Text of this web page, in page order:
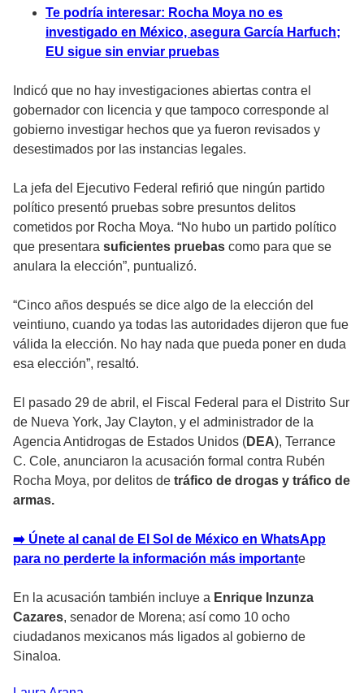
Te podría interesar: Rocha Moya no es
investigado en México, asegura García Harfuch;
EU sigue sin enviar pruebas
Indicó que no hay investigaciones abiertas contra el
gobernador con licencia y que tampoco corresponde al
gobierno investigar hechos que ya fueron revisados y
desestimados por las instancias legales.
La jefa del Ejecutivo Federal refirió que ningún partido
político presentó pruebas sobre presuntos delitos
cometidos por Rocha Moya. “No hubo un partido político
que presentara suficientes pruebas como para que se
anulara la elección”, puntualizó.
“Cinco años después se dice algo de la elección del
veintiuno, cuando ya todas las autoridades dijeron que fue
válida la elección. No hay nada que pueda poner en duda
esa elección”, resaltó.
El pasado 29 de abril, el Fiscal Federal para el Distrito Sur
de Nueva York, Jay Clayton, y el administrador de la
Agencia Antidrogas de Estados Unidos (DEA), Terrance
C. Cole, anunciaron la acusación formal contra Rubén
Rocha Moya, por delitos de tráfico de drogas y tráfico de
armas.
➡️ Únete al canal de El Sol de México en WhatsApp
para no perderte la información más importante
En la acusación también incluye a Enrique Inzunza
Cazares, senador de Morena; así como 10 ocho
ciudadanos mexicanos más ligados al gobierno de
Sinaloa.